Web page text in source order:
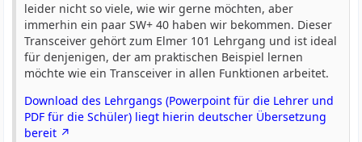
leider nicht so viele, wie wir gerne möchten, aber
immerhin ein paar SW+ 40 haben wir bekommen. Dieser
Transceiver gehört zum Elmer 101 Lehrgang und ist ideal
für denjenigen, der am praktischen Beispiel lernen
möchte wie ein Transceiver in allen Funktionen arbeitet.
Download des Lehrgangs (Powerpoint für die Lehrer und
PDF für die Schüler) liegt hierin deutscher Übersetzung
bereit